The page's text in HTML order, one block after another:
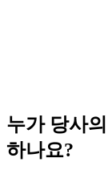
무료 AI 빈 방 만
누가 당사
하나요?